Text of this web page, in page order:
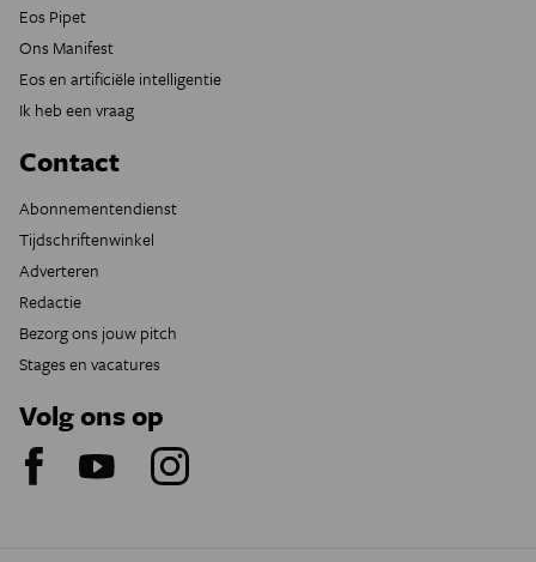
Eos Pipet
Ons Manifest
Eos en artificiële intelligentie
Ik heb een vraag
Contact
Abonnementendienst
Tijdschriftenwinkel
Adverteren
Redactie
Bezorg ons jouw pitch
Stages en vacatures
Volg ons op